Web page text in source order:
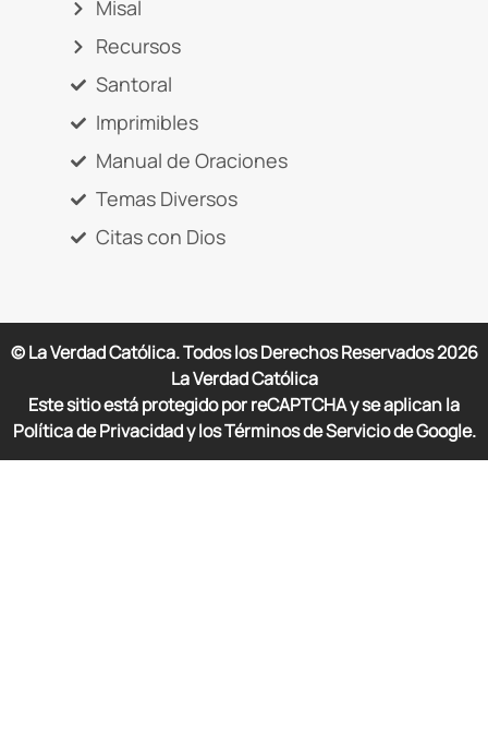
Misal
Recursos
Santoral
Imprimibles
Manual de Oraciones
Temas Diversos
Citas con Dios
© La Verdad Católica. Todos los Derechos Reservados2026
La Verdad Católica
Este sitio está protegido por reCAPTCHA y se aplican la
Política de Privacidad y los Términos de Servicio de Google.